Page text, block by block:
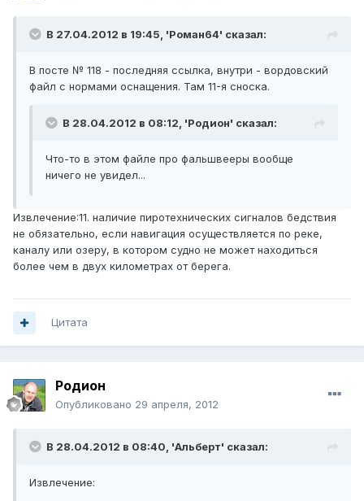
В 27.04.2012 в 19:45, 'Роман64' сказал:
В посте № 118 - последняя ссылка, внутри - вордовский
файл с нормами оснащения. Там 11-я сноска.
В 28.04.2012 в 08:12, 'Родион' сказал:
Что-то в этом файле про фальшвееры вообще
ничего не увидел...
Извлечение:11. наличие пиротехнических сигналов бедствия
не обязательно, если навигация осуществляется по реке,
каналу или озеру, в котором судно не может находиться
более чем в двух километрах от берега.
Цитата
Родион
Опубликовано 29 апреля, 2012
В 28.04.2012 в 08:40, 'Альберт' сказал:
Извлечение: